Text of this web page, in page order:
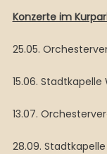
Konzerte im
25.05.
15.06. Stadtkapelle
13.07.
28.09.